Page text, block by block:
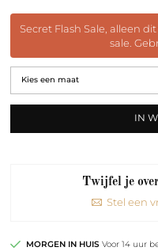
Secret Flash Sale, alleen
sale.
IN
Twijfel je
Stel een
MORGEN IN HUIS Voor 14 uur